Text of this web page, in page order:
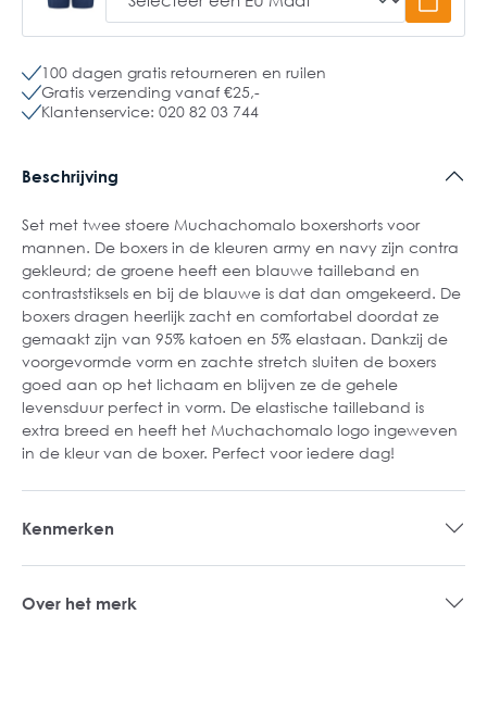
100 dagen gratis retourneren en ruilen
Gratis verzending vanaf €25,-
Klantenservice: 020 82 03 744
Beschrijving
Set met twee stoere Muchachomalo boxershorts voor
mannen. De boxers in de kleuren army en navy zijn contra
gekleurd; de groene heeft een blauwe tailleband en
contraststiksels en bij de blauwe is dat dan omgekeerd. De
boxers dragen heerlijk zacht en comfortabel doordat ze
gemaakt zijn van 95% katoen en 5% elastaan. Dankzij de
voorgevormde vorm en zachte stretch sluiten de boxers
goed aan op het lichaam en blijven ze de gehele
levensduur perfect in vorm. De elastische tailleband is
extra breed en heeft het Muchachomalo logo ingeweven
in de kleur van de boxer. Perfect voor iedere dag!
Kenmerken
Over het merk